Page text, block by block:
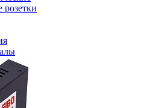
розетки